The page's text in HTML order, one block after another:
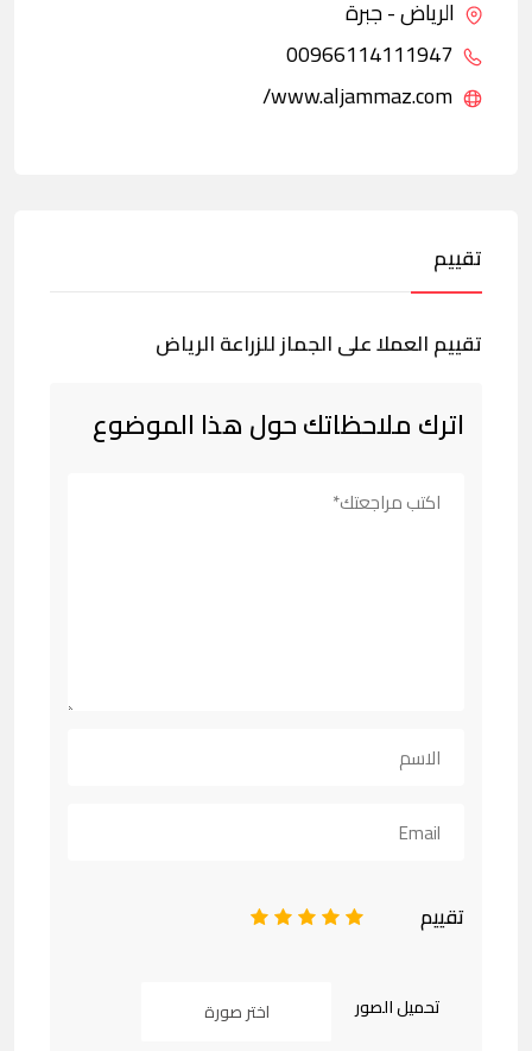
الرياض - جبرة
تقييم
تقييم العملا على الجماز للزراعة الرياض
اترك ملاحظاتك حول هذا الموضوع
تقييم 5
4
3
2
تحميل الصور اختر صورة